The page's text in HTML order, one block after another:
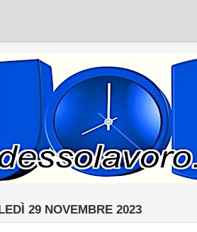
29 NOVEMBRE 2023